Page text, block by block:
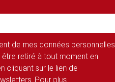
de mes données personnelles
retiré à tout moment en
cliquant sur le lien de
Pour plus